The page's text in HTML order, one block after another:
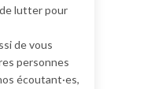
lutter pour
de vous
personnes
écoutant·es,